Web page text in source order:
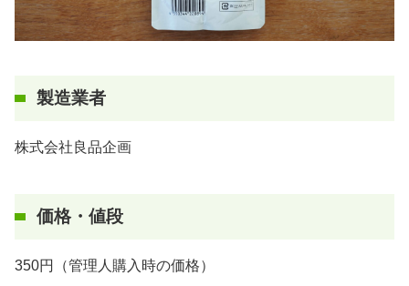
製造業者
株式会社良品企画
価格・値段
350円（管理人購入時の価格）